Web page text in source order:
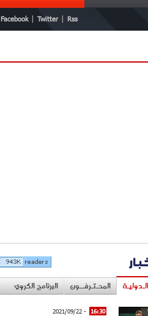
Facebook Twitter Rss
المحـتـرفــون البرنامج الكروي
16:30
- 2021/09/22